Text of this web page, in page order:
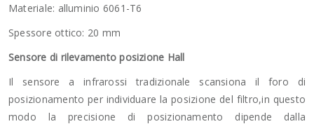
Materiale: alluminio 6061-T6
Spessore ottico: 20 mm
Sensore di rilevamento posizione Hall
Il sensore a infrarossi tradizionale scansiona il foro di
posizionamento per individuare la posizione del filtro,in questo
modo la precisione di posizionamento dipende dalla